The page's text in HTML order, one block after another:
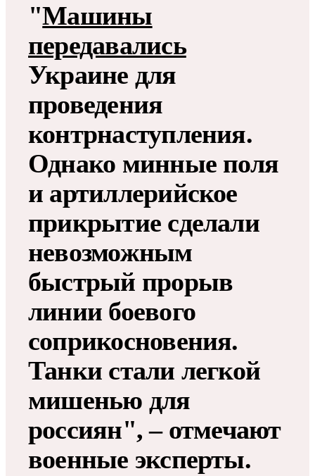
"Машины
передавались
Украине для
проведения
контрнаступления.
Однако минные поля
и артиллерийское
прикрытие сделали
невозможным
быстрый прорыв
линии боевого
соприкосновения.
Танки стали легкой
мишенью для
россиян", – отмечают
военные эксперты.